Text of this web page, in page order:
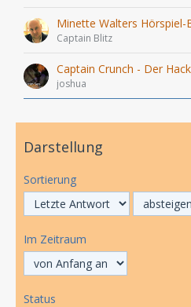
Minette Walters Hörspiel-
Captain Blitz
Captain Crunch - Der
joshua
Darstellung
Sortierung
Im Zeitraum
Status